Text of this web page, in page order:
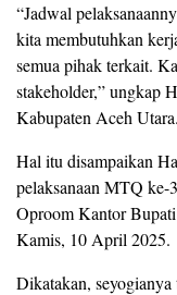
“Jadwal
kita membutuhkan
semua pihak terkait.
stakeholder,” ungkap
Kabupaten Aceh Utara.
Hal itu disampaikan
pelaksanaan MTQ ke-
Oproom Kantor
Kamis, 10 April 2025.
Dikatakan,